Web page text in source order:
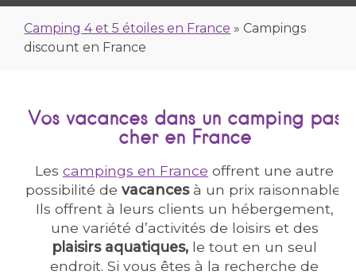
Camping 4 et 5 étoiles en France »Campings
discount en France
Vos vacances dans un camping pas
cher en France
Lescampings en France offrent une autre
possibilité devacancesà un prix raisonnable.
Ils offrent à leurs clients un hébergement,
une variété d’activités de loisirs et des
plaisirs aquatiques, le tout en un seul
endroit. Si vous êtes à la recherche de